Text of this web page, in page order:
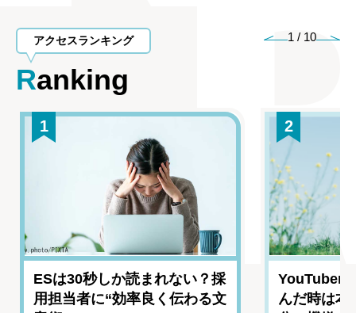
アクセスランキング
Ranking
1 / 10
1
ESは30秒しか読まれない？採
用担当者に“効率良く伝わる文
2
YouTuber
んだ時は